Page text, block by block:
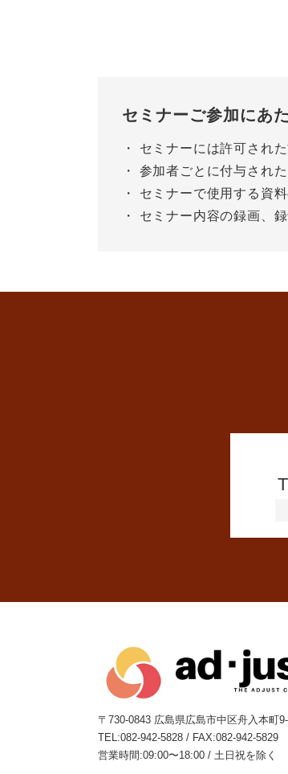
セミナーご参加にあ
・ セミナーには許可され
・ 参加者ごとに付与され
・ セミナーで使用する資
・ セミナー内容の録画、
〒730-0843 広島県広島市中区舟入本町
TEL:082-942-5828 / FAX:082-942-5829
営業時間:09:00〜18:00 / 土日祝を除く